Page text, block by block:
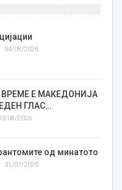
04/08/2026
ВРЕМЕ Е МАКЕДОНИЈА
ГЛАС…
08/2026
од минатото
31/07/2026